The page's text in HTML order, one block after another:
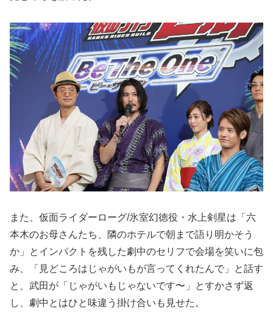
また、仮面ライダーローグ/氷室幻徳役・水上剣星は「六
本木のお母さんたち、隣のホテルで朝まで語り明かそう
か」とインパクトを残した劇中のセリフで会場を笑いに包
み、「見どころはじゃがいもが言ってくれたんで」と話す
と、武田が「じゃがいもじゃないです〜」とすかさず返
し、劇中とはひと味違う掛け合いも見せた。